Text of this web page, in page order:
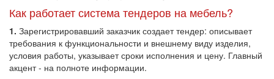
Как работает система тендеров на мебель?
1. Зарегистрировавший заказчик создает тендер: описывает
требования к функциональности и внешнему виду изделия,
условия работы, указывает сроки исполнения и цену. Главный
акцент - на полноте информации.